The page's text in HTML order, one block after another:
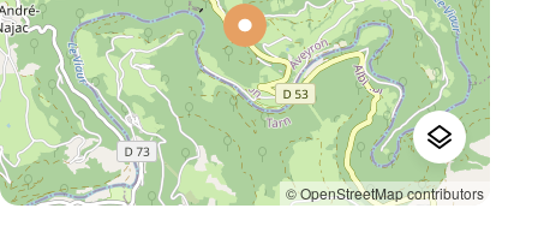
© OpenStreetMap contributors